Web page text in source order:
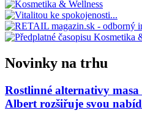
Novinky na trhu
Rostlinné alternativy
Albert rozšiřuje svou